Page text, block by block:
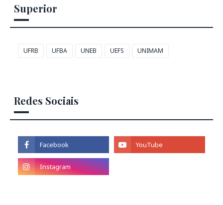
Superior
UFRB UFBA UNEB UEFS UNIMAM
Redes Sociais